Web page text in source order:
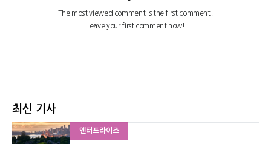
최신 기사
엔터프라이즈